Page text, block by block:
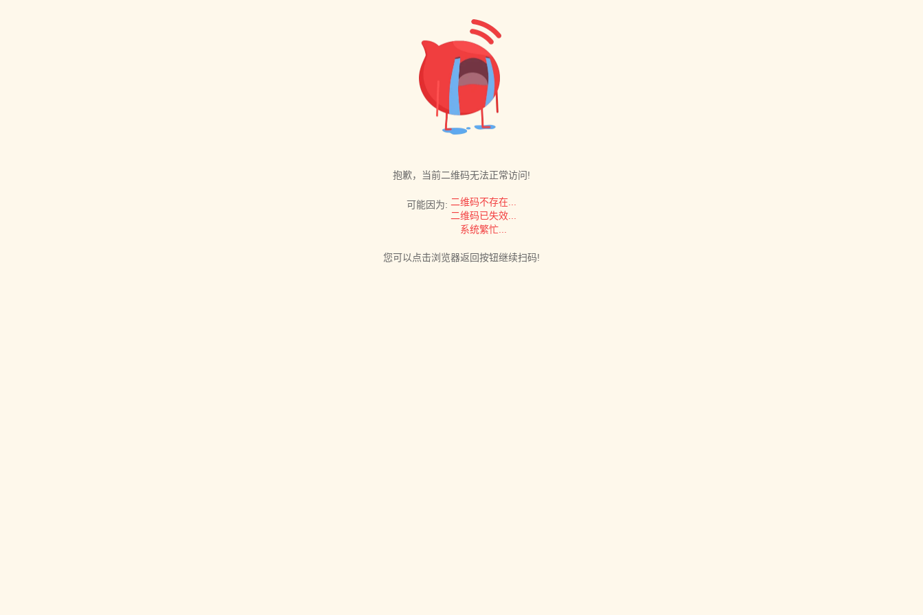
抱歉，当前二维码无法正常访问!
可能因为: 二维码不存在...
二维码已失效...
系统繁忙...
您可以点击浏览器返回按钮继续扫码!